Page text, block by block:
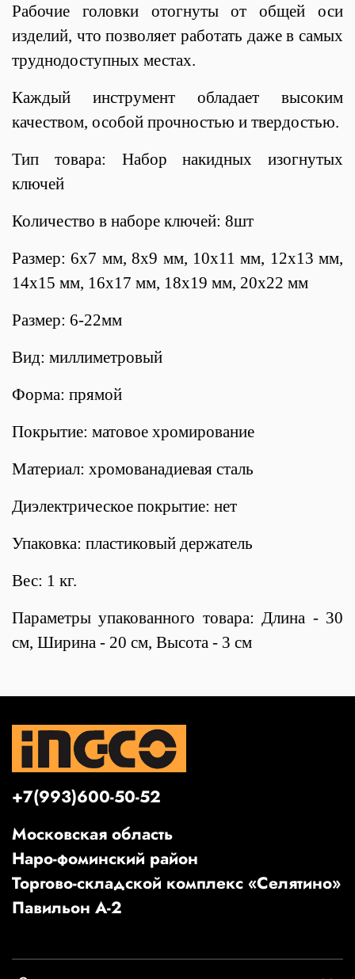
Рабочие головки отогнуты от общей оси
изделий, что позволяет работать даже в самых
труднодоступных местах.
Каждый инструмент обладает высоким
качеством, особой прочностью и твердостью.
Тип товара: Набор накидных изогнутых
ключей
Количество в наборе ключей: 8шт
Размер: 6x7 мм, 8x9 мм, 10x11 мм, 12x13 мм,
14x15 мм, 16x17 мм, 18x19 мм, 20x22 мм
Размер: 6-22мм
Вид: миллиметровый
Форма: прямой
Покрытие: матовое хромирование
Материал: хромованадиевая сталь
Диэлектрическое покрытие: нет
Упаковка: пластиковый держатель
Вес: 1 кг.
Параметры упакованного товара: Длина - 30
см, Ширина - 20 см, Высота - 3 см
+7(993)600-50-52
Московская область
Наро-фоминский район
Торгово-складской комплекс «Селятино»
Павильон А-2